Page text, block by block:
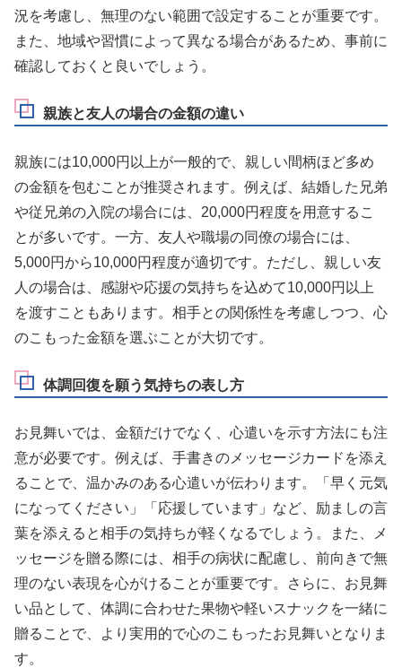
況を考慮し、無理のない範囲で設定することが重要です。
また、地域や習慣によって異なる場合があるため、事前に
確認しておくと良いでしょう。
親族と友人の場合の金額の違い
親族には10,000円以上が一般的で、親しい間柄ほど多め
の金額を包むことが推奨されます。例えば、結婚した兄弟
や従兄弟の入院の場合には、20,000円程度を用意するこ
とが多いです。一方、友人や職場の同僚の場合には、
5,000円から10,000円程度が適切です。ただし、親しい友
人の場合は、感謝や応援の気持ちを込めて10,000円以上
を渡すこともあります。相手との関係性を考慮しつつ、心
のこもった金額を選ぶことが大切です。
体調回復を願う気持ちの表し方
お見舞いでは、金額だけでなく、心遣いを示す方法にも注
意が必要です。例えば、手書きのメッセージカードを添え
ることで、温かみのある心遣いが伝わります。「早く元気
になってください」「応援しています」など、励ましの言
葉を添えると相手の気持ちが軽くなるでしょう。また、メ
ッセージを贈る際には、相手の病状に配慮し、前向きで無
理のない表現を心がけることが重要です。さらに、お見舞
い品として、体調に合わせた果物や軽いスナックを一緒に
贈ることで、より実用的で心のこもったお見舞いとなりま
す。